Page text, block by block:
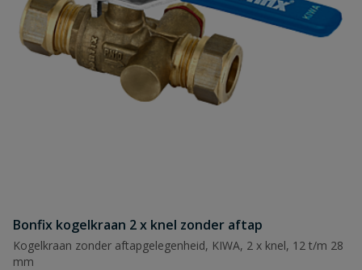
Bonfix kogelkraan 2 x knel zonder aftap
Kogelkraan zonder aftapgelegenheid, KIWA, 2 x knel, 12 t/m 28
mm